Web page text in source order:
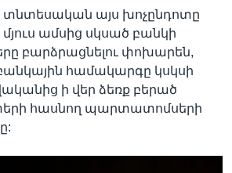
տնտեսական այս խոչընդոտը
ամսից սկսած բանկի
բարձրացնելու փոխարեն,
համակարգը կսկսի
ի վեր ձեռք բերած
հասնող պարտատոմսերի